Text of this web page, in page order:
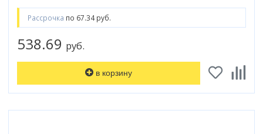
Рассрочка по 67.34 руб.
538.69 руб.
в корзину